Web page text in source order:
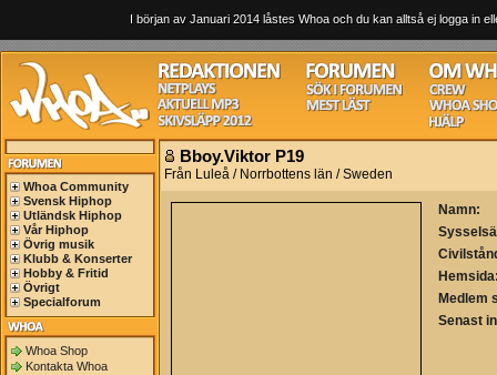
I början av Januari 2014 låstes Whoa och du kan alltså ej logga in
Whoa Community
Svensk Hiphop
Utländsk Hiphop
Vår Hiphop
Övrig musik
Klubb & Konserter
Hobby & Fritid
Övrigt
Specialforum
Whoa Shop
Kontakta Whoa
Bboy.Viktor P19
Från Luleå / Norrbottens län / Sweden
Namn:
Medlem
Senast